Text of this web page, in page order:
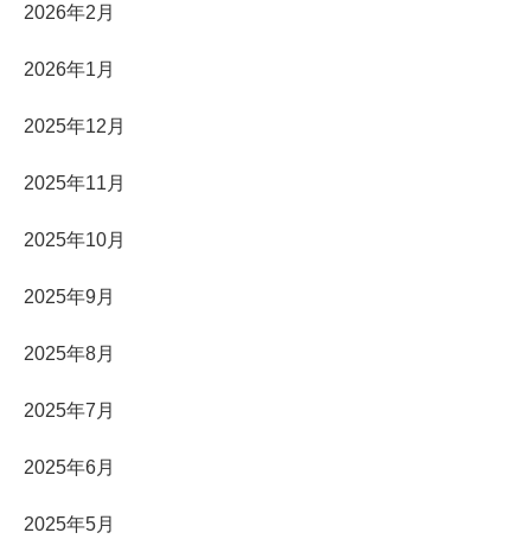
2026年2月
2026年1月
2025年12月
2025年11月
2025年10月
2025年9月
2025年8月
2025年7月
2025年6月
2025年5月